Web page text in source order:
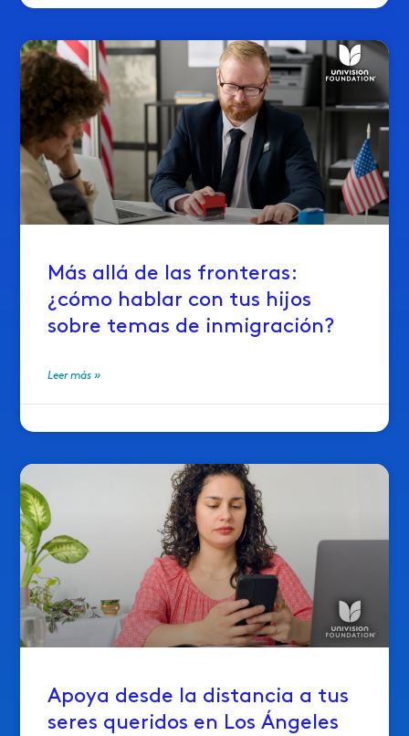
Más allá de las fronteras:
¿cómo hablar con tus hijos
sobre temas de inmigración?
Leer más »
Apoya desde la distancia a tus
seres queridos en Los Ángeles